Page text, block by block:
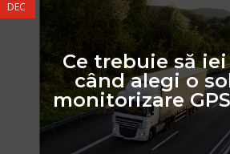
DEC
Ce trebuie să
când alegi o
monitorizare